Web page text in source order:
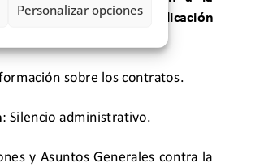
Personalizar opciones